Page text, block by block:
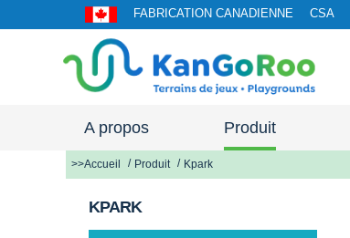
FABRICATION CANADIENNE CSA
A propos Produit
>>Accueil Produit Kpark
KPARK